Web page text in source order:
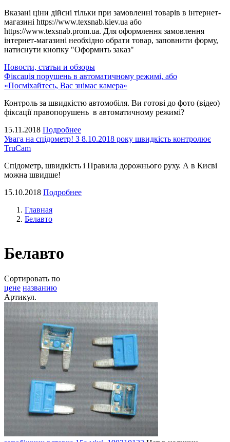
Вказані ціни дійсні тільки при замовленні товарів в інтернет-
магазині https://www.texsnab.kiev.ua або
https://www.texsnab.prom.ua. Для оформлення замовлення
інтернет-магазині необхідно обрати товар, заповнити форму,
натиснути кнопку "Оформить заказ"
Новости, статьи и обзоры
Фіксація порушень в автоматичному режимі, або
«Посміхайтесь, Вас знімає камера»
Контроль за швидкістю автомобіля. Ви готові до фото (відео)
фіксації правопорушень в автоматичному режимі?
15.11.2018 Подробнее
Увага на спідометр! З 8.10.2018 року швидкість контролює
TruCam
Спідометр, швидкість і Правила дорожнього руху. А в Києві
можна швидше!
15.10.2018 Подробнее
Главная
Белавто
Белавто
Сортировать по
цене названию
Артикул.